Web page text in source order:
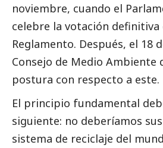
noviembre, cuando el
celebre la votación definitiva
Reglamento. Después, el 18
Consejo de Medio Ambiente
postura con respecto a este.
El principio fundamental
siguiente: no deberíamos
sistema de reciclaje del